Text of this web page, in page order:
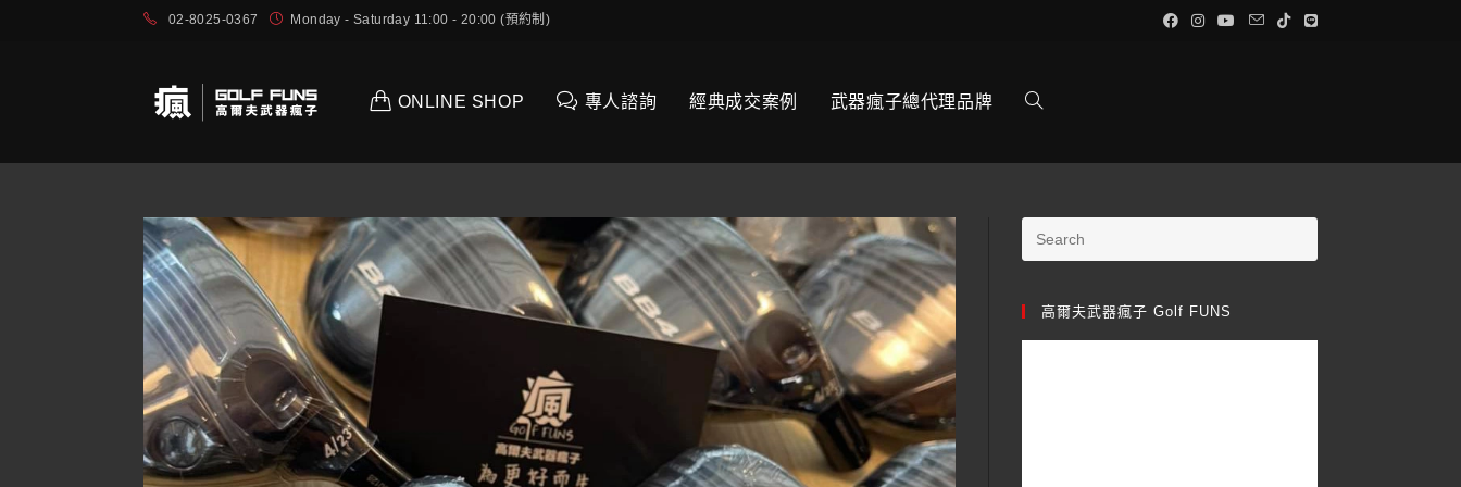
02-8025-0367 Monday - Saturday 11:00 - 20:00 (預約制)
ONLINE SHOP 專人諮詢 經典成交案例 武器瘋子總代理品牌
高爾夫武器瘋子 Golf FUNS